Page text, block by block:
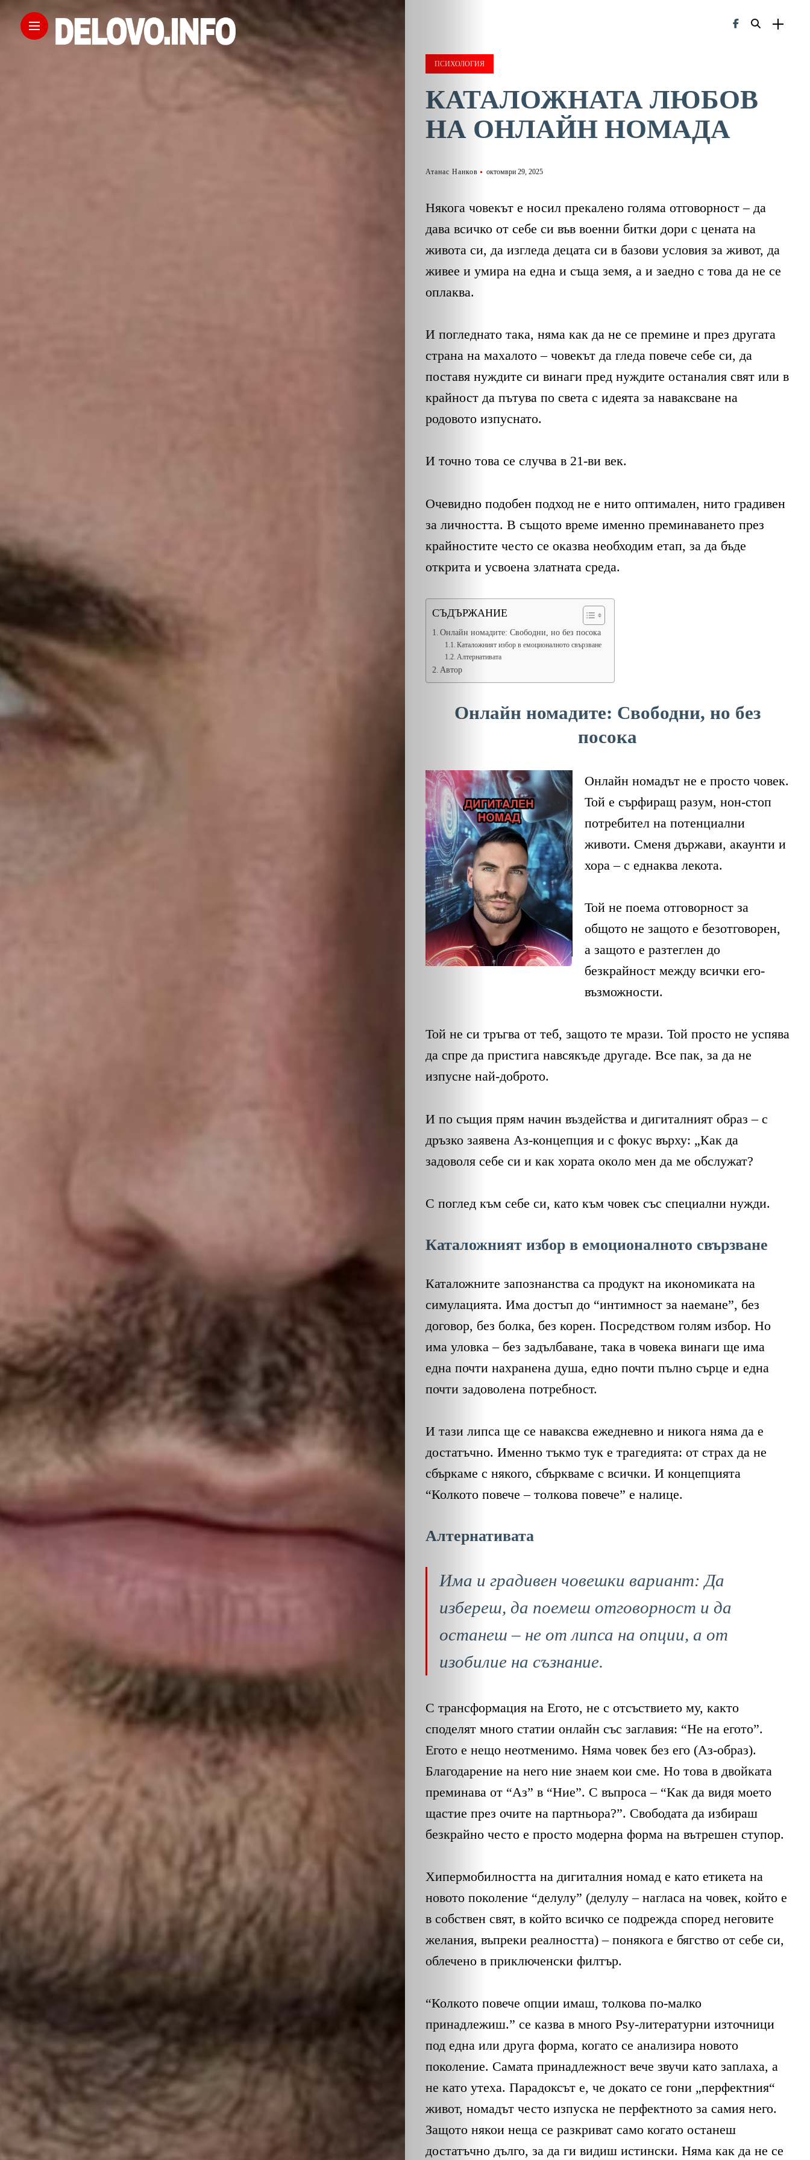
ЛИДЕРИ
СЪБИТИЯ
БИЗНЕСЪТ
ЕКО
и
БИО
КАНТОРА
ЛИЧНОСТИ
МЕТОДИ
УСПЕХ
ОБЩЕСТВО
ОНЛАЙН
ПОТРЕБИТЕЛИТЕ
ПРОФЕСИИ
ПСИХОЛОГИЯ
ТРАНСПОРТ
Search
ПСИХОЛОГИЯ
КАТАЛОЖНАТА ЛЮБОВ
НА ОНЛАЙН НОМАДА
Атанас Нанков октомври 29, 2025
Някога човекът е носил прекалено голяма отговорност – да
дава всичко от себе си във военни битки дори с цената на
живота си, да изгледа децата си в базови условия за живот, да
живее и умира на една и съща земя, а и заедно с това да не се
оплаква.
И погледнато така, няма как да не се премине и през другата
страна на махалото – човекът да гледа повече себе си, да
поставя нуждите си винаги пред нуждите останалия свят или в
крайност да пътува по света с идеята за наваксване на
родовото изпуснато.
И точно това се случва в 21-ви век.
Очевидно подобен подход не е нито оптимален, нито градивен
за личността. В същото време именно преминаването през
крайностите често се оказва необходим етап, за да бъде
открита и усвоена златната среда.
СЪДЪРЖАНИЕ
Онлайн номадите: Свободни, но без посока
Каталожният избор в емоционалното свързване
Алтернативата
Автор
Онлайн номадите: Свободни, но без
посока
Онлайн номадът не е просто човек.
Той е сърфиращ разум, нон-стоп
потребител на потенциални
животи. Сменя държави, акаунти и
хора – с еднаква лекота.
Той не поема отговорност за
общото не защото е безотговорен,
а защото е разтеглен до
безкрайност между всички его-
възможности.
Той не си тръгва от теб, защото те мрази. Той просто не успява
да спре да пристига навсякъде другаде. Все пак, за да не
изпусне най-доброто.
И по същия прям начин въздейства и дигиталният образ – с
дръзко заявена Аз-концепция и с фокус върху: „Как да
задоволя себе си и как хората около мен да ме обслужат?
С поглед към себе си, като към човек със специални нужди.
Каталожният избор в емоционалното свързване
Каталожните запознанства са продукт на икономиката на
симулацията. Има достъп до “интимност за наемане”, без
договор, без болка, без корен. Посредством голям избор. Но
има уловка – без задълбаване, така в човека винаги ще има
една почти нахранена душа, едно почти пълно сърце и една
почти задоволена потребност.
И тази липса ще се наваксва ежедневно и никога няма да е
достатъчно. Именно тъкмо тук е трагедията: от страх да не
сбъркаме с някого, сбъркваме с всички. И концепцията
“Колкото повече – толкова повече” е налице.
Алтернативата
Има и градивен човешки вариант: Да
избереш, да поемеш отговорност и да
останеш – не от липса на опции, а от
изобилие на съзнание.
С трансформация на Егото, не с отсъствието му, както
споделят много статии онлайн със заглавия: “Не на егото”.
Егото е нещо неотменимо. Няма човек без его (Аз-образ).
Благодарение на него ние знаем кои сме. Но това в двойката
преминава от “Аз” в “Ние”. С въпроса – “Как да видя моето
щастие през очите на партньора?”. Свободата да избираш
безкрайно често е просто модерна форма на вътрешен ступор.
Хипермобилността на дигиталния номад е като етикета на
новото поколение “делулу” (делулу – нагласа на човек, който е
в собствен свят, в който всичко се подрежда според неговите
желания, въпреки реалността) – понякога е бягство от себе си,
облечено в приключенски филтър.
“Колкото повече опции имаш, толкова по-малко
принадлежиш.” се казва в много Psy-литературни източници
под една или друга форма, когато се анализира новото
поколение. Самата принадлежност вече звучи като заплаха, а
не като утеха. Парадоксът е, че докато се гони „перфектния“
живот, номадът често изпуска не перфектното за самия него.
Защото някои неща се разкриват само когато останеш
достатъчно дълго, за да ги видиш истински. Няма как да не се